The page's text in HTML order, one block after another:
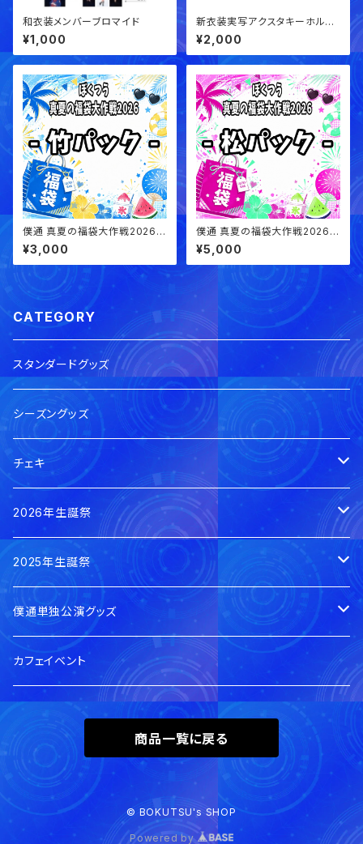
和衣装メンバーブロマイド
¥1,000
新衣装実写アクスタキーホルダ
ー
¥2,000
僕通 真夏の福袋大作戦2026
⚡︎⚡︎ 《竹パック》
¥3,000
僕通 真夏の福袋大作戦2026
⚡︎⚡︎ 《松パック》
¥5,000
CATEGORY
スタンダードグッズ
シーズングッズ
チェキ
本日のチェキ
郵送
手渡し
デジタル
0の日私服チェキ
郵送
手渡し
2026年生誕祭
賀茂さゆ生誕祭2026
郵送
手渡し
蓮水ゆう生誕祭2026
郵送
手渡し
2025年生誕祭
賀茂さゆ生誕祭2025
郵送
手渡し
蓮水ゆう生誕祭2025
手渡し
陽凪みお生誕祭2025
来玲町しあり生誕祭2025
郵送
夜桜りむ生誕祭2025
僕通単独公演グッズ
当日手渡し分
カフェイベント
商品一覧に戻る
© BOKUTSU's SHOP
Powered by